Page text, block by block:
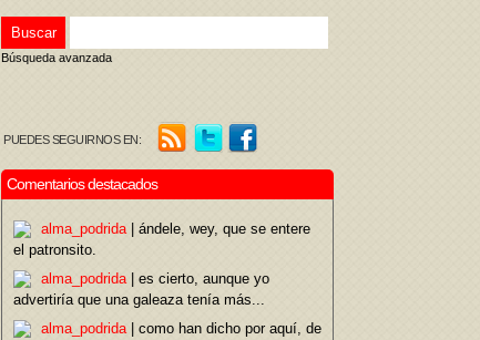
Búsqueda avanzada
PUEDES SEGUIRNOS EN:
Comentarios destacados
alma_podrida| ándele, wey, que se entere
el patronsito.
alma_podrida| es cierto, aunque yo
advertiría que una galeaza tenía más...
alma_podrida| como han dicho por aquí, de